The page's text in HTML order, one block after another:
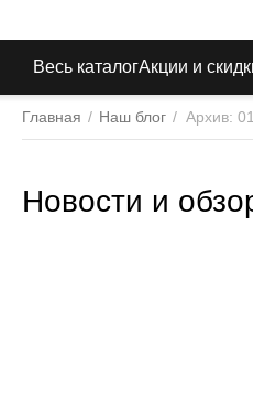
Весь каталогАкции и
Главная / Наш блог / Архив:
Новости и